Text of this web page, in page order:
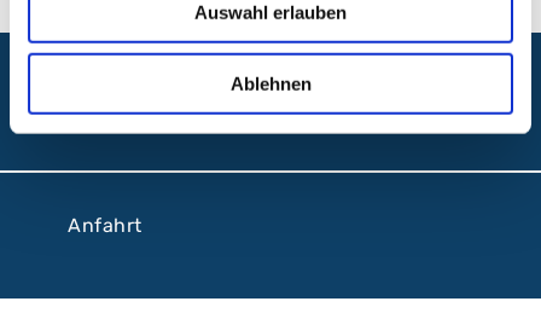
Auswahl erlauben
Ablehnen
Anfahrt